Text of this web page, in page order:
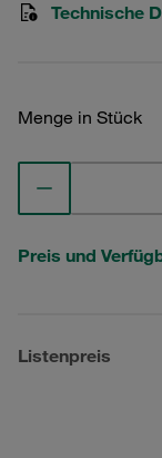
Technische
Menge in Stück
Preis und
Listenpreis